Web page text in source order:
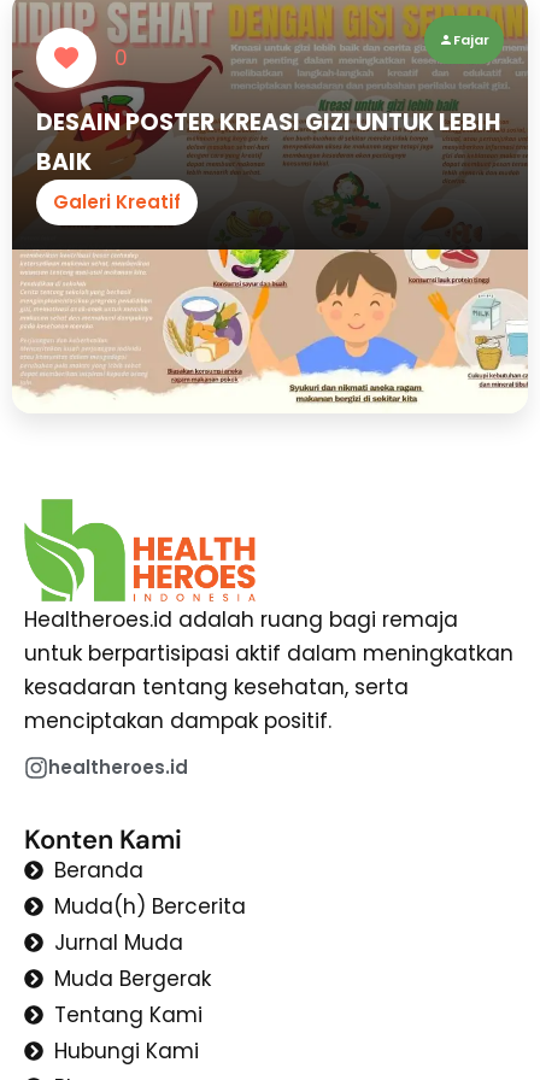
0
Fajar
DESAIN POSTER KREASI GIZI UNTUK LEBIH
BAIK
Galeri Kreatif
Healtheroes.id adalah ruang bagi remaja
untuk berpartisipasi aktif dalam meningkatkan
kesadaran tentang kesehatan, serta
menciptakan dampak positif.
healtheroes.id
Konten Kami
Beranda
Muda(h) Bercerita
Jurnal Muda
Muda Bergerak
Tentang Kami
Hubungi Kami